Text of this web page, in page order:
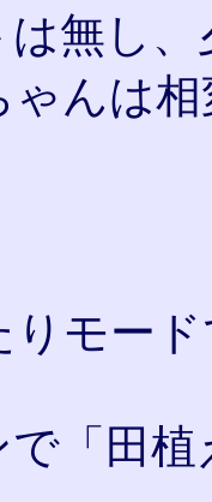
無し
ゃんは
モー
「田